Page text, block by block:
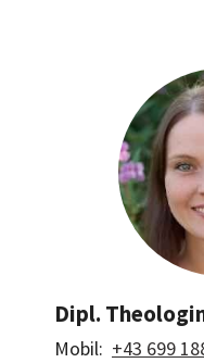
Dipl.
Mobil: +43 699